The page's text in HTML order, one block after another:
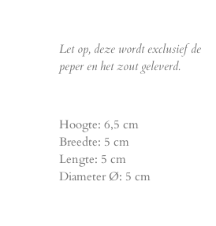
Let op, deze wordt exclusief de
peper en het zout geleverd.
Hoogte: 6,5 cm
Breedte: 5 cm
Lengte: 5 cm
Diameter Ø: 5 cm